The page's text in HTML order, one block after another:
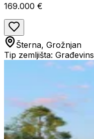
169.000 €
Šterna, Grožnjan
Tip zemljišta: